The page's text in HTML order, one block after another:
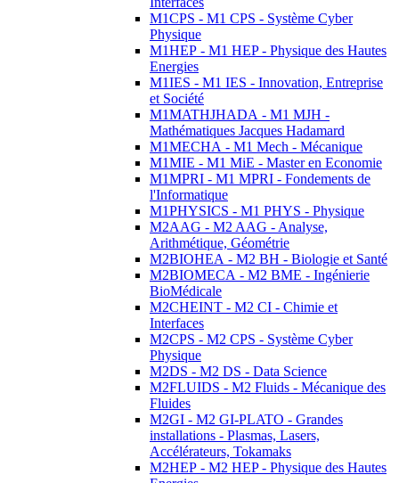
M1CPS - M1 CPS - Système Cyber
Physique
M1HEP - M1 HEP - Physique des Hautes
Energies
M1IES - M1 IES - Innovation, Entreprise
et Société
M1MATHJHADA - M1 MJH -
Mathématiques Jacques Hadamard
M1MECHA - M1 Mech - Mécanique
M1MIE - M1 MiE - Master en Economie
M1MPRI - M1 MPRI - Fondements de
l'Informatique
M1PHYSICS - M1 PHYS - Physique
M2AAG - M2 AAG - Analyse,
Arithmétique, Géométrie
M2BIOHEA - M2 BH - Biologie et Santé
M2BIOMECA - M2 BME - Ingénierie
BioMédicale
M2CHEINT - M2 CI - Chimie et
Interfaces
M2CPS - M2 CPS - Système Cyber
Physique
M2DS - M2 DS - Data Science
M2FLUIDS - M2 Fluids - Mécanique des
Fluides
M2GI - M2 GI-PLATO - Grandes
installations - Plasmas, Lasers,
Accélérateurs, Tokamaks
M2HEP - M2 HEP - Physique des Hautes